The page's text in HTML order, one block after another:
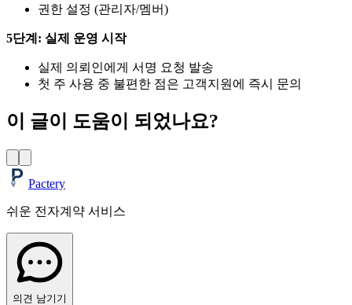
권한 설정 (관리자/멤버)
5단계: 실제 운영 시작
실제 의뢰인에게 서명 요청 발송
첫 주 사용 중 불편한 점은 고객지원에 즉시 문의
이 글이 도움이 되었나요?
Pactery
쉬운 전자계약 서비스
의견 남기기